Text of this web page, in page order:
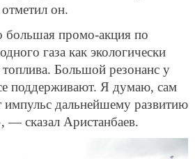
он.
промо-акция по
газа как экологически
Большой резонанс у
поддерживают. Я думаю, сам
импульс дальнейшему развитию
— сказал Аристанбаев.